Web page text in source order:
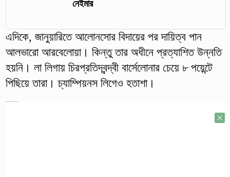
নেইমার
এদিকে, জানুয়ারিতে আলোনসোর বিদায়ের পর দায়িত্ব পান
আলভারো আরবেলোয়া। কিন্তু তার অধীনে প্রত্যাশিত উন্নতি
হয়নি। লা লিগায় চিরপ্রতিদ্বন্দ্বী বার্সেলোনার চেয়ে ৮ পয়েন্টে
পিছিয়ে তারা। চ্যাম্পিয়নস লিগেও হতাশা।